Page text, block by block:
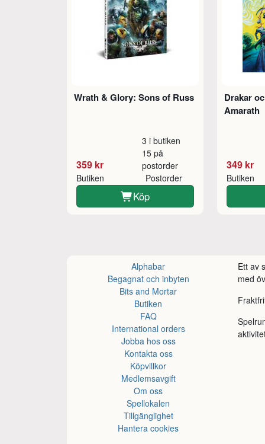
Wrath & Glory: Sons of Russ
359 kr
3 i butiken
15 på
postorder
Butiken
Postorder
Köp
Drakar
Amarath
349 kr
Butiken
Alphabar
Begagnat och inbyten
Bits and Mortar
Butiken
FAQ
International orders
Jobba hos oss
Kontakta oss
Köpvillkor
Medlemsavgift
Om oss
Spellokalen
Tillgänglighet
Hantera cookies
Ett av
med